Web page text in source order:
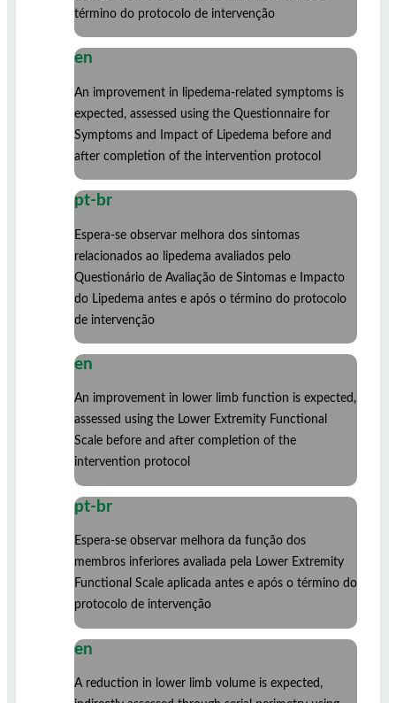
término do protocolo de intervenção
en
An improvement in lipedema-related symptoms is
expected, assessed using the Questionnaire for
Symptoms and Impact of Lipedema before and
after completion of the intervention protocol
pt-br
Espera-se observar melhora dos sintomas
relacionados ao lipedema avaliados pelo
Questionário de Avaliação de Sintomas e Impacto
do Lipedema antes e após o término do protocolo
de intervenção
en
An improvement in lower limb function is expected,
assessed using the Lower Extremity Functional
Scale before and after completion of the
intervention protocol
pt-br
Espera-se observar melhora da função dos
membros inferiores avaliada pela Lower Extremity
Functional Scale aplicada antes e após o término do
protocolo de intervenção
en
A reduction in lower limb volume is expected,